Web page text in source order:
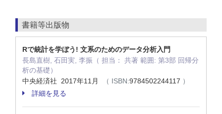
書籍等出版物
Rで統計を学ぼう! 文系のためのデータ分析入門
長島直樹, 石田実, 李振（ 担当： 共著 範囲: 第3部 回帰分
析の基礎）
中央経済社 2017年11月
（ ISBN:9784502244117 ）
詳細を見る